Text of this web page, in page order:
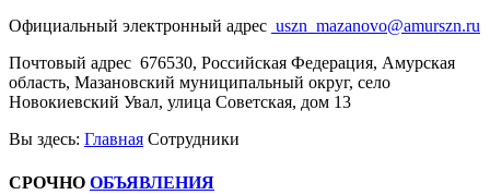
Официальный электронный адрес uszn_mazanovo@amurszn.ru
Почтовый адрес 676530, Российская Федерация, Амурская
область, Мазановский муниципальный округ, село
Новокиевский Увал, улица Советская, дом 13
Вы здесь: Главная Сотрудники
СРОЧНО ОБЪЯВЛЕНИЯ